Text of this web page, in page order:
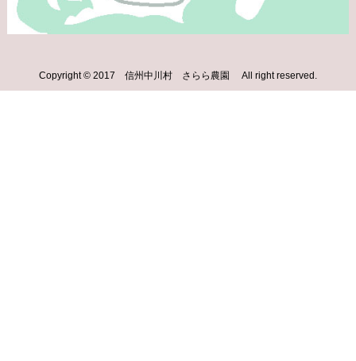
Copyright © 2017 信州中川村 さらら農園 All right reserved.